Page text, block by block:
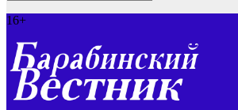
16+